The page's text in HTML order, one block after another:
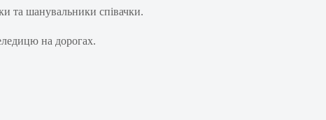
та шанувальники співачки.
на дорогах.